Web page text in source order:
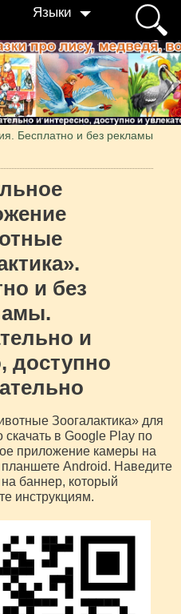
Языки
Бесплатно и без рекламы
и без
и
доступно
Зоогалактика» для
в Google Play по
приложение камеры на
Android. Наведите
баннер, который
инструкциям.